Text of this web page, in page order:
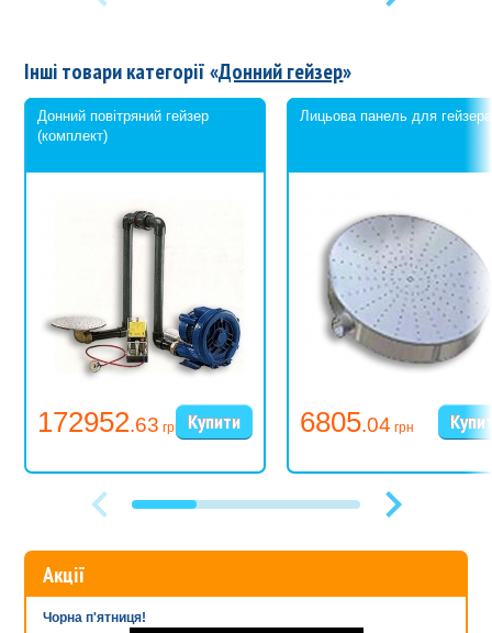
Інші товари категорії «Донний гейзер»
Донний повітряний гейзер
(комплект)
172952.63 грн
Лицьова панель для гейзера
6805.04 грн
Акції
Чорна п'ятниця!